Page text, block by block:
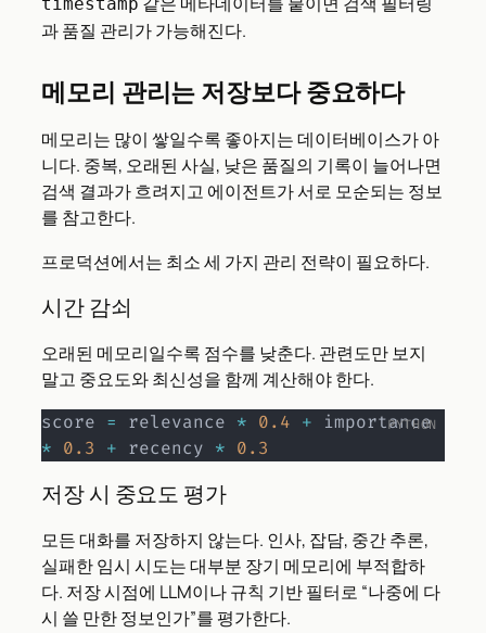
timestamp
과 품질 관리가 가능해진다.
메모리 관리는 저장보다 중요하다
메모리는 많이 쌓일수록 좋아지는 데이터베이스가 아
니다. 중복, 오래된 사실, 낮은 품질의 기록이 늘어나면
검색 결과가 흐려지고 에이전트가 서로 모순되는 정보
를 참고한다.
프로덕션에서는 최소 세 가지 관리 전략이 필요하다.
시간 감쇠
오래된 메모리일수록 점수를 낮춘다. 관련도만 보지
말고 중요도와 최신성을 함께 계산해야 한다.
score = relevance * 0.4 +
importance
* 0.3 + recency * 0.3
저장 시 중요도 평가
모든 대화를 저장하지 않는다. 인사, 잡담, 중간 추론,
실패한 임시 시도는 대부분 장기 메모리에 부적합하
다. 저장 시점에 LLM이나 규칙 기반 필터로 “나중에 다
시 쓸 만한 정보인가”를 평가한다.